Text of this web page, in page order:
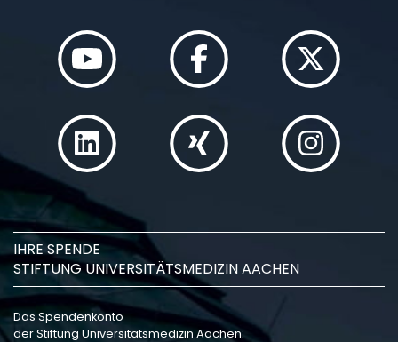
IHRE SPENDE
STIFTUNG UNIVERSITÄTSMEDIZIN AACHEN
Das Spendenkonto
der Stiftung Universitätsmedizin Aachen: